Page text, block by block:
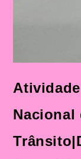
Nacional